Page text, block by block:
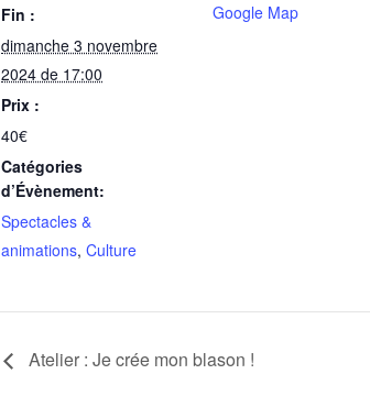
Fin :
dimanche 3 novembre
2024 de 17:00
Prix :
40€
Catégories
d’Évènement:
Spectacles &
animations,Culture
Google Map
Atelier : Je crée mon blason !